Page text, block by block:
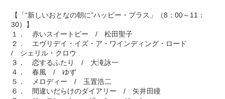
【「“新しいおとなの朝に”ハッピー・プラス」（8：00～11：
30）】
１． 赤いスイートピー / 松田聖子
２． エヴリデイ・イズ・ア・ワインディング・ロード
/ シェリル・クロウ
３． 恋するふたり / 大滝詠一
４． 春風 / ゆず
５． メロディー / 玉置浩二
６． 間違いだらけのダイアリー / 矢井田瞳